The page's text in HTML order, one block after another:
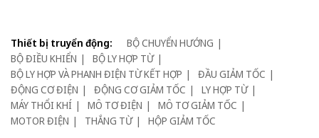
Thiết bị truyển động:
BỘ CHUYỂN HƯỚNG
BỘ ĐIỀU KHIỂN
BỘ LY HỢP TỪ
BỘ LY HỢP VÀ PHANH ĐIỆN TỪ KẾT HỢP
ĐẦU GIẢM TỐC
ĐỘNG CƠ ĐIỆN
ĐỘNG CƠ GIẢM TỐC
LY HỢP TỪ
MÁY THỔI KHÍ
MÔ TƠ ĐIỆN
MÔ TƠ GIẢM TỐC
MOTOR ĐIỆN
THẮNG TỪ
HỘP GIẢM TỐC